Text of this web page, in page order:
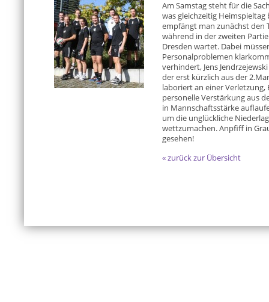
Am Samstag steht für die
was gleichzeitig
empfängt man zunächst den
während in der zweiten
Dresden wartet. Dabei
Personalproblemen
verhindert, Jens
der erst kürzlich aus der
laboriert an einer
personelle Verstärkung aus
in Mannschaftsstärke
um die unglückliche
wettzumachen. Anpfiff in
gesehen!
« zurück zur Übersicht